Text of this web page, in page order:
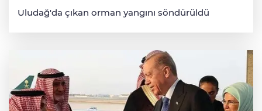
Uludağ'da çıkan orman yangını söndürüldü